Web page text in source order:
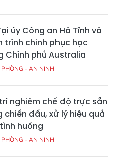
úy Công an Hà Tĩnh và
trình chinh phục học
Chính phủ Australia
PHÒNG - AN NINH
nghiêm chế độ trực sẵn
chiến đấu, xử lý hiệu quả
huống
PHÒNG - AN NINH